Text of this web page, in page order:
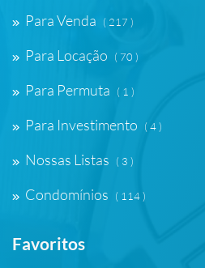
Para Venda ( 217 )
Para Locação ( 70 )
Para Permuta ( 1 )
Para Investimento ( 4 )
Nossas Listas ( 3 )
Condomínios ( 114 )
Favoritos